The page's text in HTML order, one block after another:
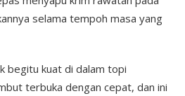
selama tempoh masa yang
begitu kuat di dalam topi
terbuka dengan cepat, dan ini